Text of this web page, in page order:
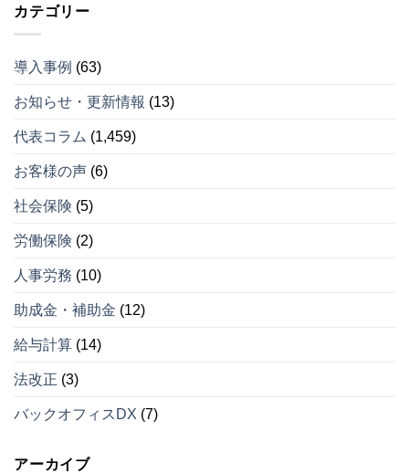
運
始
は
金
入
し
い
由
ス
５
（そ
４）
確
年
を
入
な
い
由
ス
５
３）
業
が
型
定
出
年
を
入
な
理
由
５
の
は
カテゴリー
導入事例 (63)
お知らせ・更新情報 (13)
代表コラム (1,459)
お客様の声 (6)
社会保険 (5)
労働保険 (2)
人事労務 (10)
助成金・補助金 (12)
給与計算 (14)
法改正 (3)
バックオフィスDX (7)
アーカイブ